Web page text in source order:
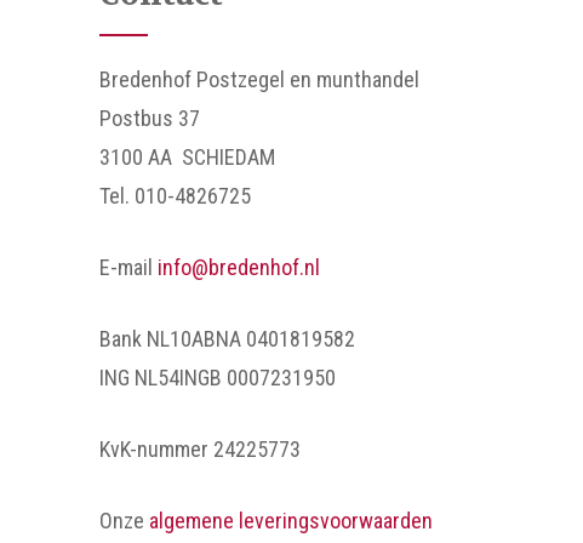
Bredenhof Postzegel en munthandel
Postbus 37
3100 AA SCHIEDAM
Tel. 010-4826725
E-mail info@bredenhof.nl
Bank NL10ABNA 0401819582
ING NL54INGB 0007231950
KvK-nummer 24225773
Onze algemene leveringsvoorwaarden